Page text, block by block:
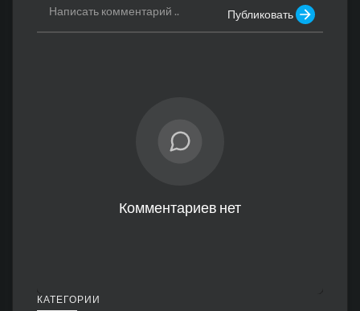
Публиковать
Комментариев нет
КАТЕГОРИИ